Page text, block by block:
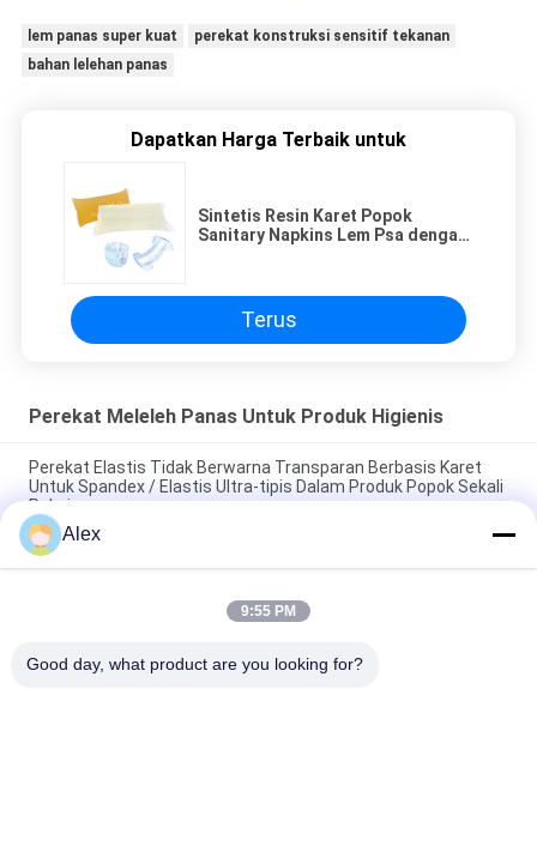
lem panas super kuat
perekat konstruksi sensitif tekanan
bahan lelehan panas
Dapatkan Harga Terbaik untuk
Sintetis Resin Karet Popok
Sanitary Napkins Lem Psa dengan
Terus
Perekat Meleleh Panas Untuk Produk Higienis
Perekat Elastis Tidak Berwarna Transparan Berbasis Karet
Untuk Spandex / Elastis Ultra-tipis Dalam Produk Popok Sekali
Pakai
Jenis Bantal Packing Hygienic Disposable Hot Melt Glue
Dengan Warna Transparan Hot Melt Adhesive PSA
Bau Rendah Baik Tack Hot Melt Adhesive Rubber Berbasis
Alex
9:55 PM
Good day, what product are you looking for?